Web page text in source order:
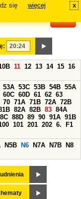
się
więcej x
11 12 13 14 15 16
53A 53C 53B 54B 55A
60C 60D 61 62 63
70 71A 71B 72A 72B
82A 82B 83 84A
88D 89 90 91A 91B
101 201 202 6.
F1
N5B N6 N7A N7B
N8